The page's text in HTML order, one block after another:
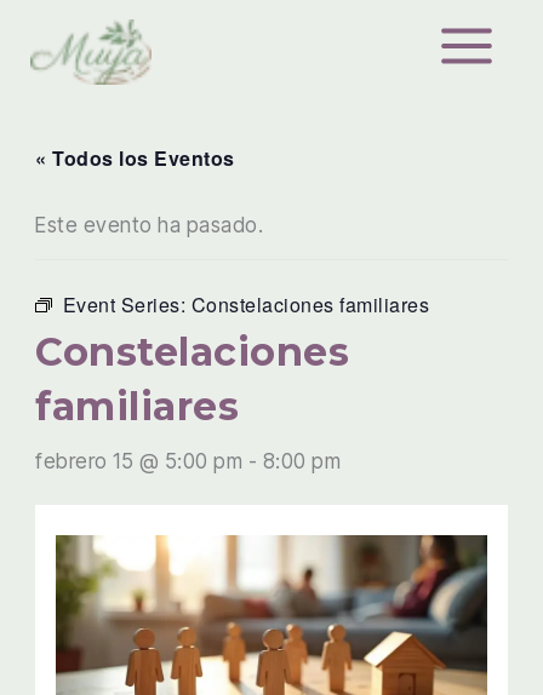
contenido
« Todos los Eventos
Este evento ha pasado.
Event Series: Constelaciones familiares
Constelaciones
familiares
febrero 15 @ 5:00 pm - 8:00 pm